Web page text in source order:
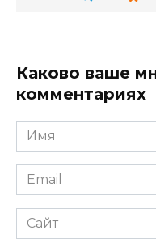
Каково ваше
комментариях
Имя
*
Email
*
Сайт